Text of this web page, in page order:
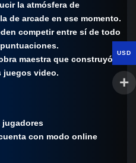
la atmósfera de
de arcade en ese momento.
competir entre sí de todo
maestra que construyó
juegos video.
jugadores
con modo online
USD